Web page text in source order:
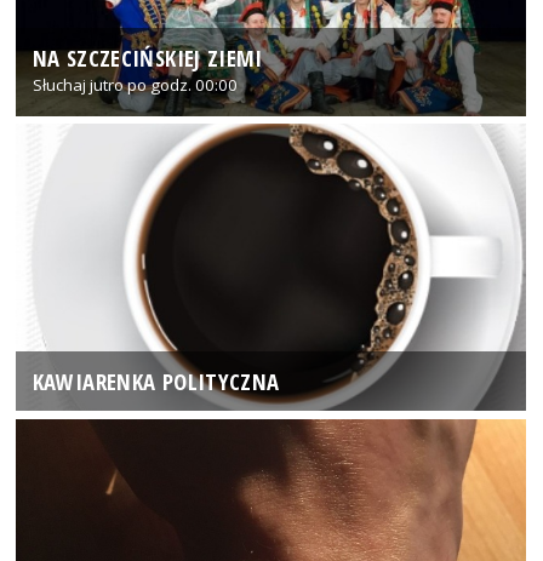
NA SZCZECIŃSKIEJ ZIEMI
Słuchaj jutro po godz. 00:00
KAWIARENKA POLITYCZNA